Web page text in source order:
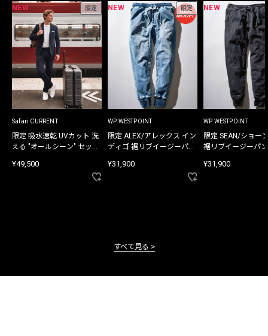
NEW 限定
Safari CURRENT
限定 吸水速乾 UVカット 洗
える "オールシーン" セット
¥49,500
NEW 限定
WP WESTPOINT
限定 ALEX/アレックス イン
ディゴ 裾リブイージーパン
¥31,900
NEW
WP WESTPOINT
限定 SEAN/ショー
裾リブイージーパ
¥31,900
すべて見る